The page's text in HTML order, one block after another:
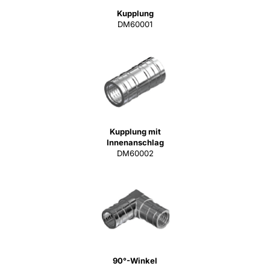
Kupplung
DM60001
Kupplung mit
Innenanschlag
DM60002
90°-Winkel